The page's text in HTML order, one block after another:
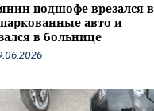
подшофе врезался в
авто и
в больнице